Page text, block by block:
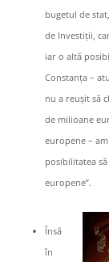
bugetul de
de Investiții,
iar o altă
Constanța –
nu a reușit să
de milioane
europene –
posibilitatea
europene”.
Însă
în